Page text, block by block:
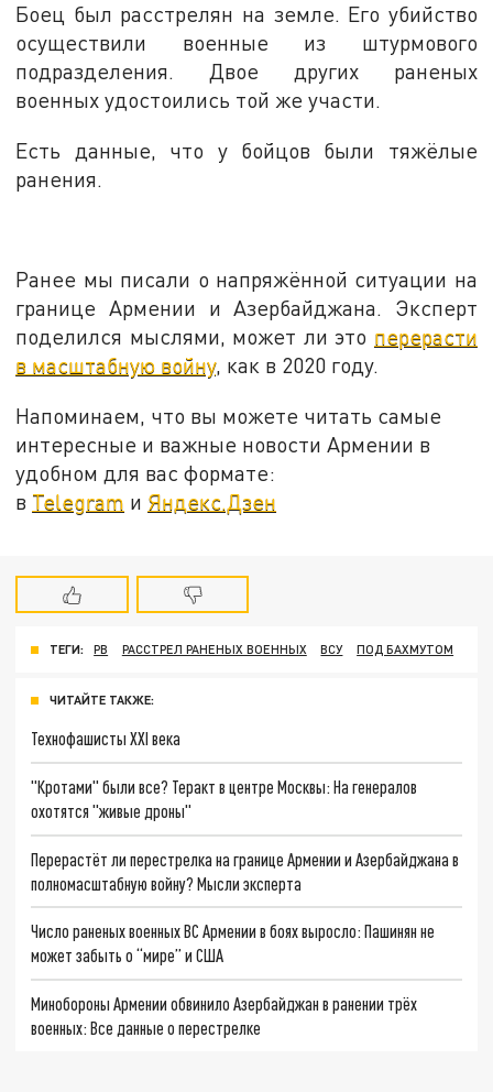
Боец был расстрелян на земле. Его убийство
осуществили военные из штурмового
подразделения. Двое других раненых
военных удостоились той же участи.
Есть данные, что у бойцов были тяжёлые
ранения.
Ранее мы писали о напряжённой ситуации на
границе Армении и Азербайджана. Эксперт
поделился мыслями, может ли это перерасти
в масштабную войну, как в 2020 году.
Напоминаем, что вы можете читать самые
интересные и важные новости Армении в
удобном для вас формате:
в Telegram и Яндекс.Дзен
ТЕГИ: РВ РАССТРЕЛ РАНЕНЫХ ВОЕННЫХ ВСУ ПОД БАХМУТОМ
ЧИТАЙТЕ ТАКЖЕ:
Технофашисты XXI века
"Кротами" были все? Теракт в центре Москвы: На генералов
охотятся "живые дроны"
Перерастёт ли перестрелка на границе Армении и Азербайджана в
полномасштабную войну? Мысли эксперта
Число раненых военных ВС Армении в боях выросло: Пашинян не
может забыть о “мире” и США
Минобороны Армении обвинило Азербайджан в ранении трёх
военных: Все данные о перестрелке